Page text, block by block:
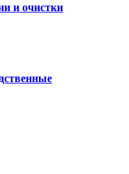
и очистки